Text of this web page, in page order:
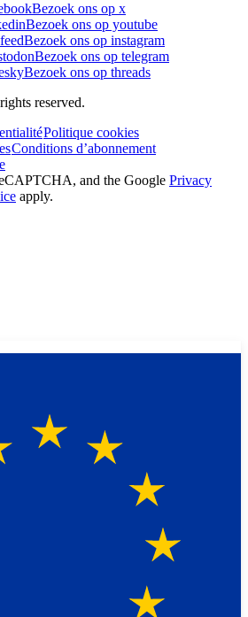
Bezoek ons op x
Bezoek ons op youtube
Bezoek ons op instagram
Bezoek ons op telegram
Bezoek ons op threads
reserved.
Politique cookies
Conditions d’abonnement
and the Google Privacy
apply.